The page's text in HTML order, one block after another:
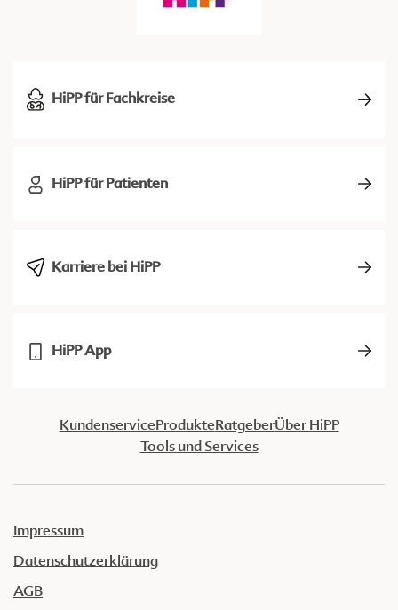
HiPP für Fachkreise
HiPP für Patienten
Karriere bei HiPP
HiPP App
KundenserviceProdukteRatgeberÜber HiPP
Tools und Services
Impressum
Datenschutzerklärung
AGB